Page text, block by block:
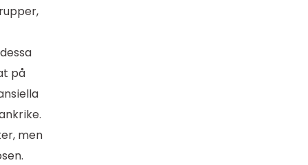
på
men